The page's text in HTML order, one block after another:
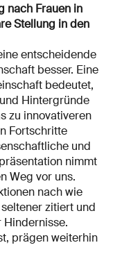
nach Frauen in
Stellung in den
entscheidende
besser. Eine
bedeutet,
Hintergründe
zu innovativeren
Fortschritte
und
nimmt
Weg vor uns.
nach wie
zitiert und
Hindernisse.
prägen weiterhin